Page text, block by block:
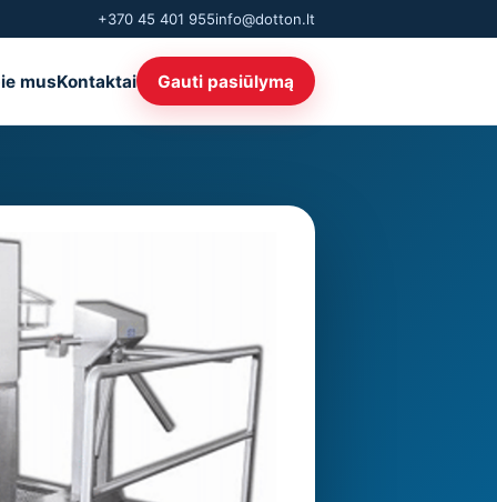
+370 45 401 955info@dotton.lt
musKontaktai Gauti pasiūlymą